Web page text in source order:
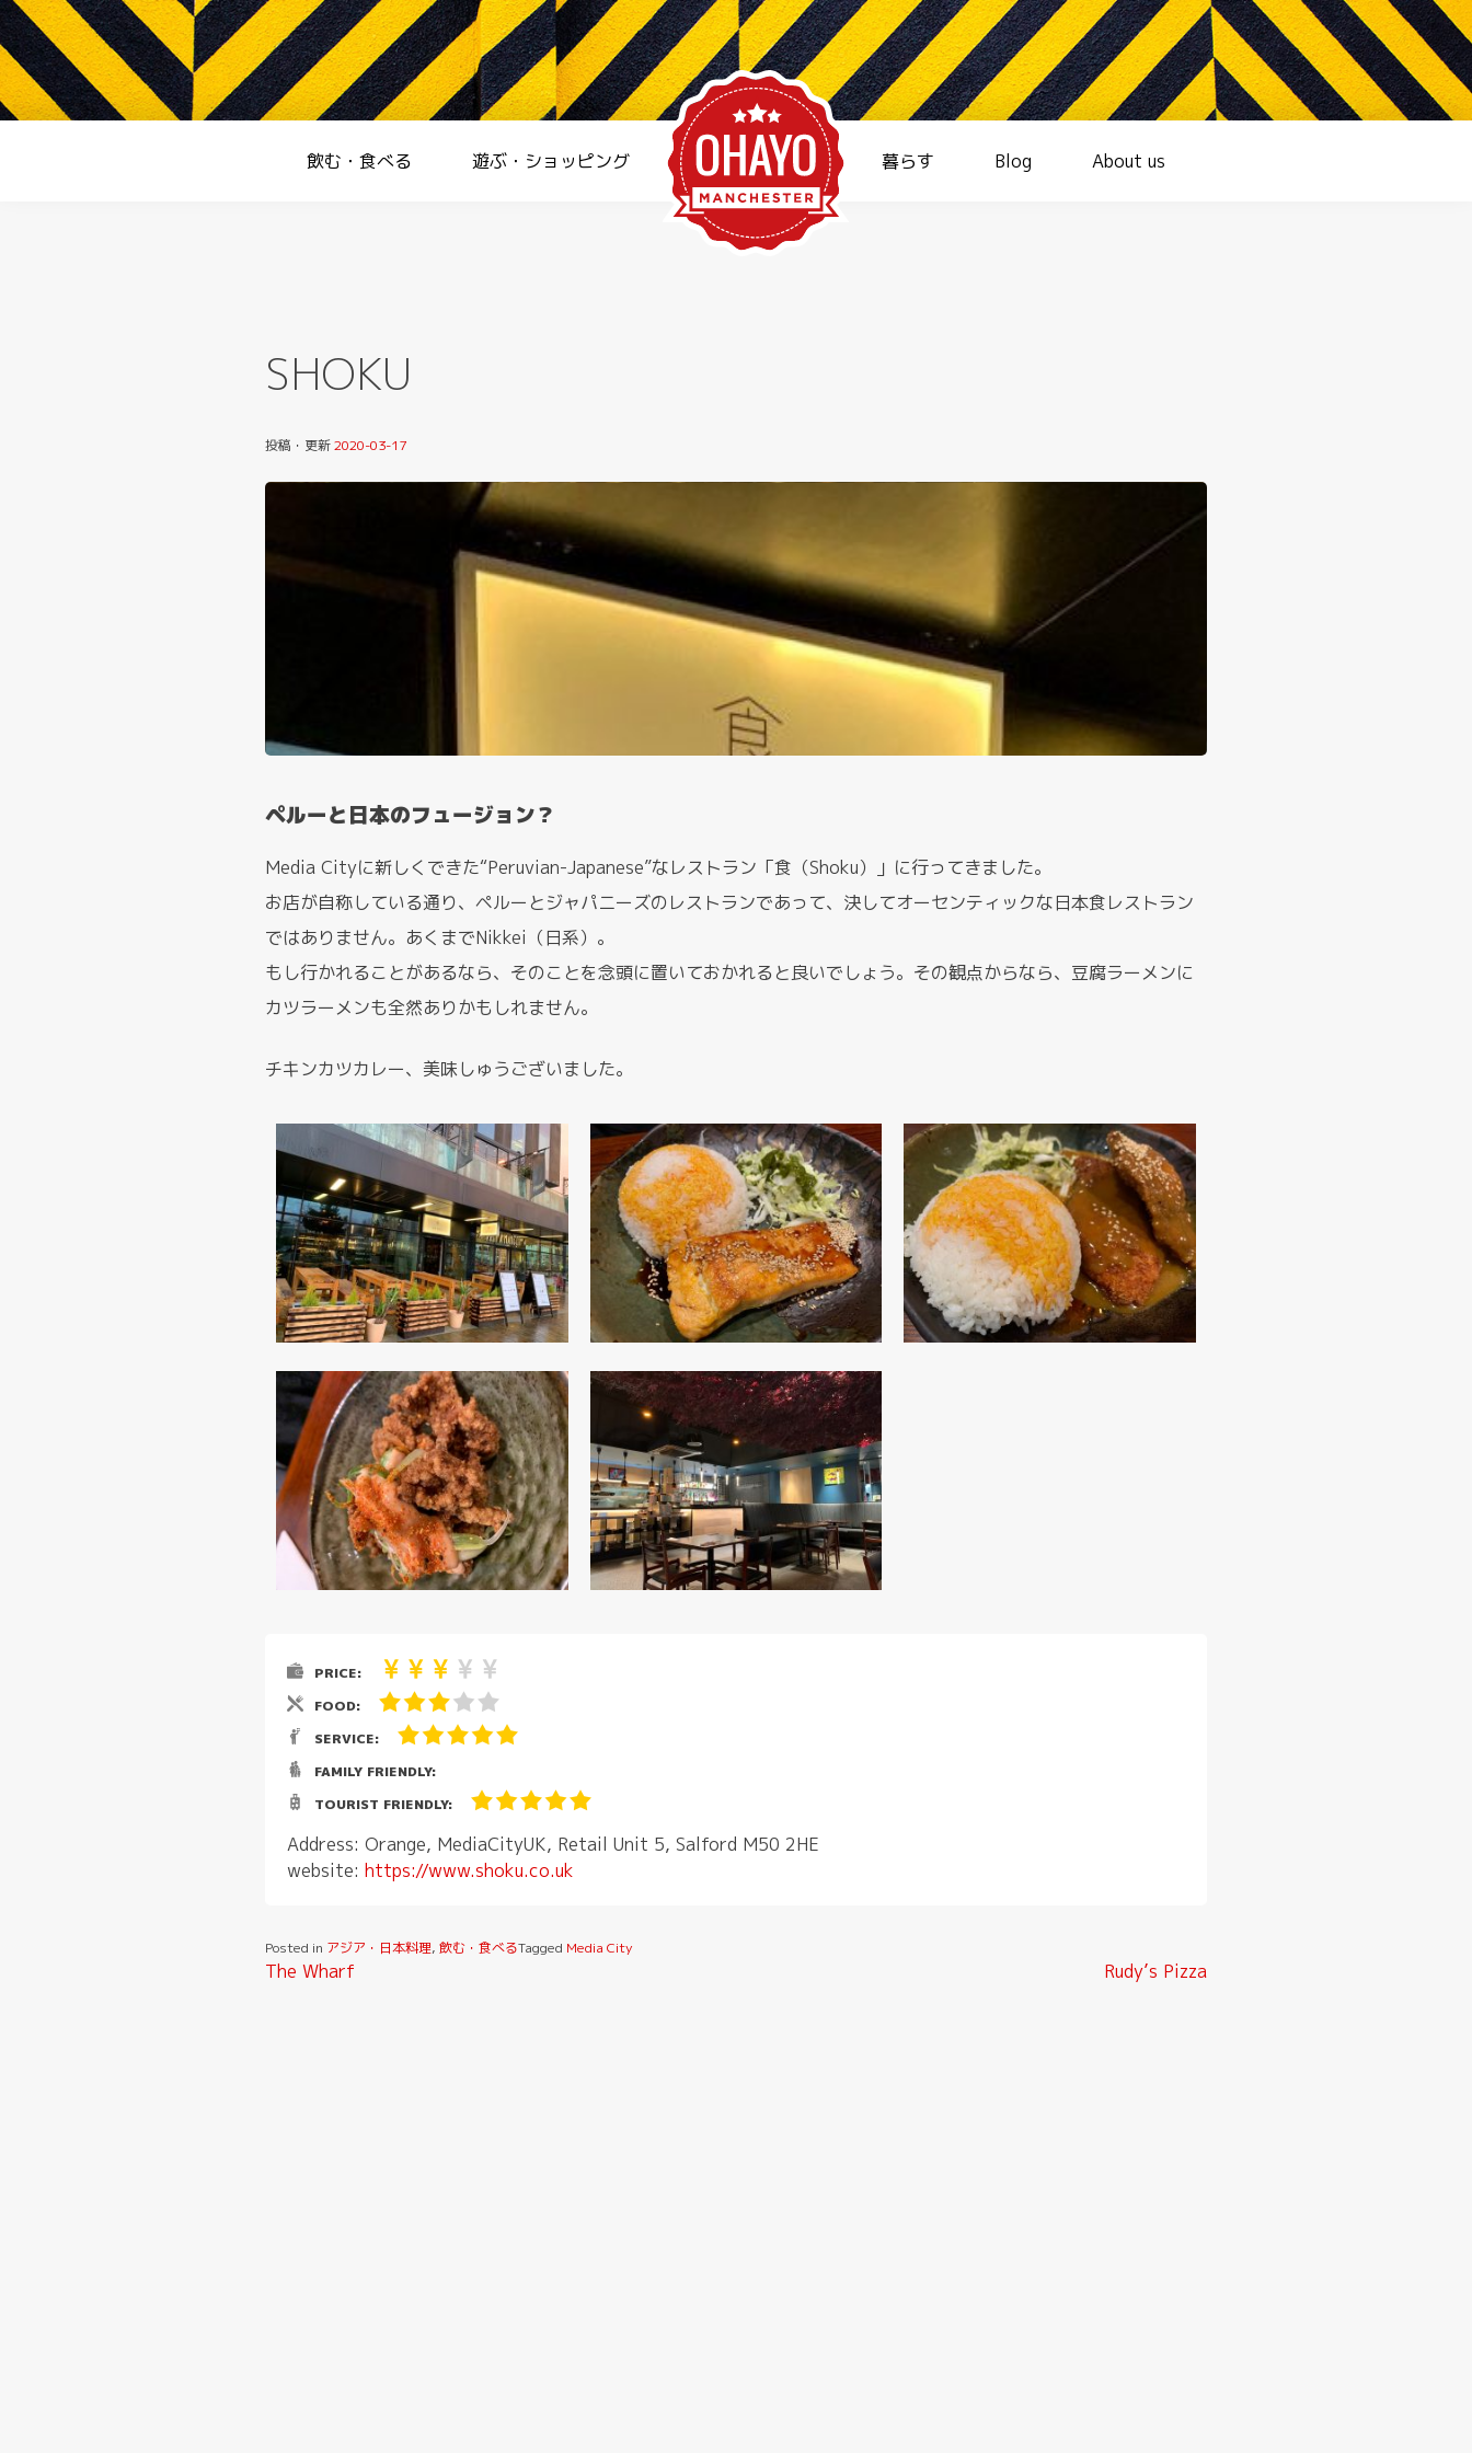
Skip
to
content
飲む・食べる 遊ぶ・ショッピング
Homepage
暮らす Blog About us
SHOKU
投稿・更新2020-03-17
ペルーと日本のフュージョン？
Media Cityに新しくできた“Peruvian-Japanese”なレストラン「食（Shoku）」に行ってきました。
お店が自称している通り、ペルーとジャパニーズのレストランであって、決してオーセンティックな日本食レストラン
ではありません。あくまでNikkei（日系）。
もし行かれることがあるなら、そのことを念頭に置いておかれると良いでしょう。その観点からなら、豆腐ラーメンに
カツラーメンも全然ありかもしれません。
チキンカツカレー、美味しゅうございました。
PRICE:
FOOD:
SERVICE:
FAMILY FRIENDLY:
TOURIST FRIENDLY:
Address: Orange, MediaCityUK, Retail Unit 5, Salford M50 2HE
website: https://www.shoku.co.uk
Posted in アジア・日本料理, 飲む・食べるTagged Media City
投
The Wharf Rudy’s Pizza